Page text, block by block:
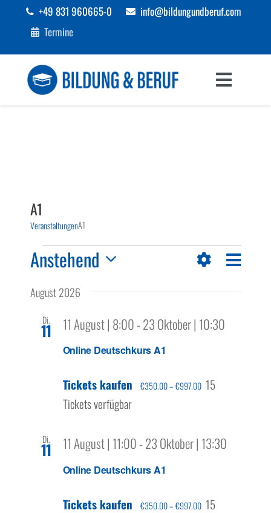
+49 831 960665-0
info@bildungundberuf.com
Termine
Toggle
A1
VeranstaltungenA1
Veranstaltungen Ansichten-
Navigation
Anzeigen
Liste
Anstehend
Datum
wählen.
August 2026
Di.
11
Online Deutschkurs A1
11 August | 8:00-23 Oktober | 10:30
Tickets kaufen €350.00 – €997.00 15
Tickets verfügbar
Di.
11
Online Deutschkurs A1
11 August | 11:00-23 Oktober | 13:30
Tickets kaufen €350.00 – €997.00 15